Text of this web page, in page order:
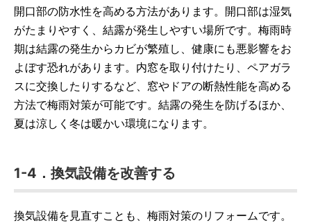
開口部の防水性を高める方法があります。開口部は湿気
がたまりやすく、結露が発生しやすい場所です。梅雨時
期は結露の発生からカビが繁殖し、健康にも悪影響をお
よぼす恐れがあります。内窓を取り付けたり、ペアガラ
スに交換したりするなど、窓やドアの断熱性能を高める
方法で梅雨対策が可能です。結露の発生を防げるほか、
夏は涼しく冬は暖かい環境になります。
1-4．換気設備を改善する
換気設備を見直すことも、梅雨対策のリフォームです。